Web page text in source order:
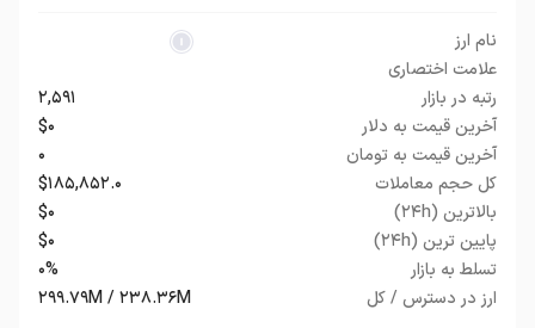
نام ارز
علامت اختصاری
رتبه در بازار
۲,۵۹۱
آخرین قیمت به دلار
$۰
آخرین قیمت به تومان
۰
کل حجم معاملات
$۱۸۵,۸۵۲.۰
بالاترین (۲۴h)
$۰
پایین ترین (۲۴h)
$۰
تسلط به بازار
۰%
ارز در دسترس / کل
۲۹۹.۷۹M / ۲۳۸.۳۶M